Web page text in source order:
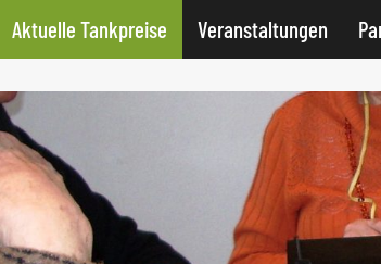
Aktuelle Tankpreise Veranstaltungen